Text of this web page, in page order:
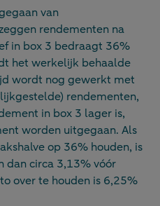
van
rendementen na
in box 3 bedraagt 36%
het werkelijk behaalde
wordt nog gewerkt met
rendementen,
in box 3 lager is,
worden uitgegaan. Als
op 36% houden, is
dan circa 3,13% vóór
over te houden is 6,25%